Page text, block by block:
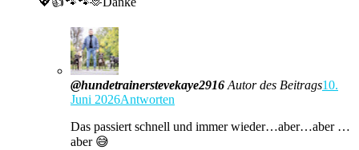
@hundetrainerstevekaye2916 Autor des Beitrags10.
Juni 2026Antworten
Das passiert schnell und immer wieder…aber…aber …
aber 😅